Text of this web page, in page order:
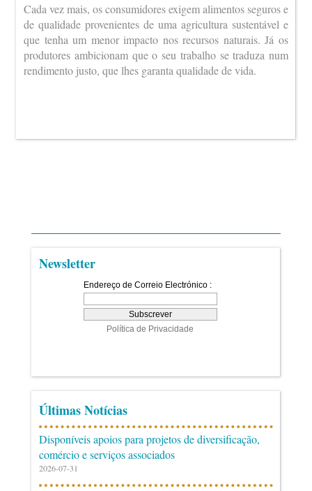
Cada vez mais, os consumidores exigem alimentos seguros e
de qualidade provenientes de uma agricultura sustentável e
que tenha um menor impacto nos recursos naturais. Já os
produtores ambicionam que o seu trabalho se traduza num
rendimento justo, que lhes garanta qualidade de vida.
Newsletter
Últimas Notícias
Disponíveis apoios para projetos de diversificação,
comércio e serviços associados
2026-07-31